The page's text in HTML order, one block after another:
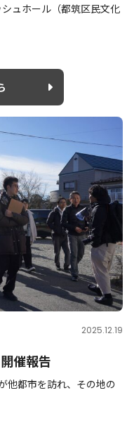
ュホール（都筑区民文化
2025.12.19
催報告
他都市を訪れ、その地の